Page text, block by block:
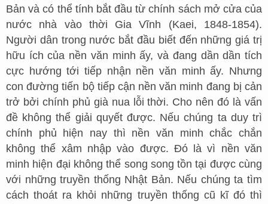
Bản và có thể tính bắt đầu từ chính sách mở cửa của
nước nhà vào thời Gia Vĩnh (Kaei, 1848-1854).
Người dân trong nước bắt đầu biết đến những giá trị
hữu ích của nền văn minh ấy, và đang dần dần tích
cực hướng tới tiếp nhận nền văn minh ấy. Nhưng
con đường tiến bộ tiếp cận nền văn minh đang bị cản
trở bởi chính phủ già nua lỗi thời. Cho nên đó là vấn
đề không thể giải quyết được. Nếu chúng ta duy trì
chính phủ hiện nay thì nền văn minh chắc chắn
không thể xâm nhập vào được. Đó là vì nền văn
minh hiện đại không thể song song tồn tại được cùng
với những truyền thống Nhật Bản. Nếu chúng ta tìm
cách thoát ra khỏi những truyền thống cũ kĩ đó thì